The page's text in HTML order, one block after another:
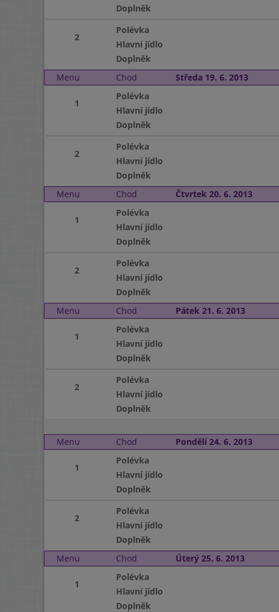
Doplněk
2
Polévka
Hlavní jídlo
Doplněk
Menu
Chod Středa 19. 6. 2013
1
Polévka
Hlavní jídlo
Doplněk
2
Polévka
Hlavní jídlo
Doplněk
Menu
Chod Čtvrtek 20. 6. 2013
1
Polévka
Hlavní jídlo
Doplněk
2
Polévka
Hlavní jídlo
Doplněk
Menu
Chod Pátek 21. 6. 2013
1
Polévka
Hlavní jídlo
Doplněk
2
Polévka
Hlavní jídlo
Doplněk
Menu
Chod Pondělí 24. 6. 2013
1
Polévka
Hlavní jídlo
Doplněk
2
Polévka
Hlavní jídlo
Doplněk
Menu
Chod Úterý 25. 6. 2013
1
Polévka
Hlavní jídlo
Doplněk